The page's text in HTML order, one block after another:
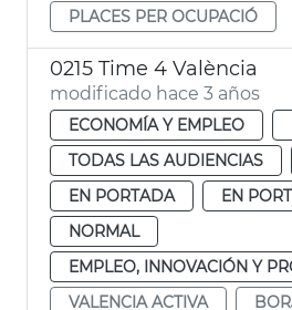
PLACES PER OCUPACIÓ
0215 Time 4 València
modificado hace 3 años
ECONOMÍA Y EMPLEO
TODAS LAS AUDIENCIAS
EN PORTADA
EN
NORMAL
EMPLEO, INNOVACIÓN Y
VALENCIA ACTIVA